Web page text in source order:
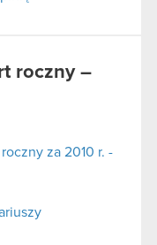
roczny –
za 2010 r. -